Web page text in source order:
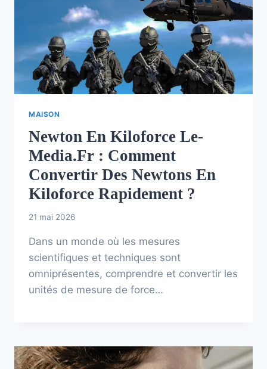
MAISON
Newton En Kiloforce Le-
Media.fr : Comment
Convertir Des Newtons En
Kiloforce Rapidement ?
21 mai 2026
Dans un monde où les mesures
scientifiques et techniques sont
omniprésentes, comprendre et convertir les
unités de mesure de force…